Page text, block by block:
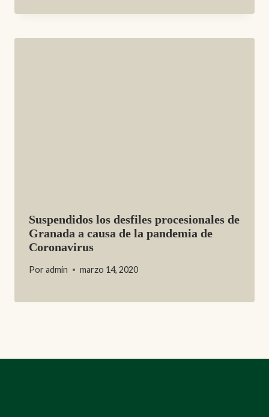
Suspendidos los desfiles procesionales de
Granada a causa de la pandemia de
Coronavirus
Por admin marzo 14, 2020